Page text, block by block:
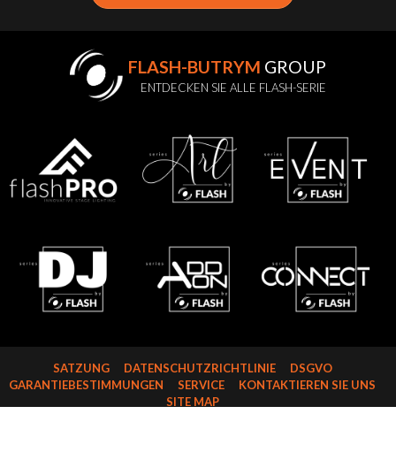
FLASH-BUTRYM GROUP
ENTDECKEN SIE ALLE FLASH-SERIE
SATZUNG DATENSCHUTZRICHTLINIE
DSGVO
GARANTIEBESTIMMUNGEN
SERVICE
KONTAKTIEREN SIE UNS
SITE MAP